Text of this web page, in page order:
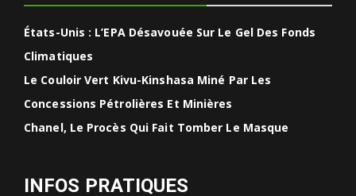
États-Unis : L’EPA Désavouée Sur Le Gel Des Fonds
Climatiques
Le Couloir Vert Kivu-Kinshasa Miné Par Les
Concessions Pétrolières Et Minières
Chanel, Le Procès Qui Fait Tomber Le Masque
INFOS PRATIQUES